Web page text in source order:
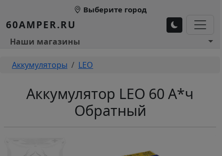
Перейти к основному содержанию
Выберите город
60AMPER.RU
Основное меню 1
Наши магазины
Строка навигации
Аккумуляторы LEO
Аккумулятор LEO 60 А*ч
Обратный